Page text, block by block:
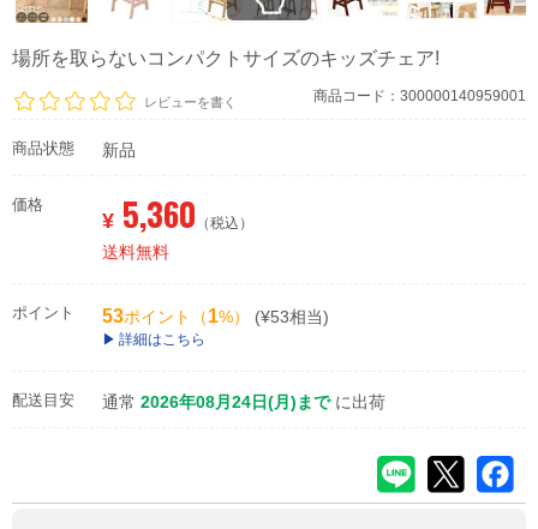
場所を取らないコンパクトサイズのキッズチェア!
レビューを書く 商品コード：300000140959001
商品状態 新品
価格
¥ 5,360 （税込）
送料無料
ポイント 53ポイント（1%） (¥53相当)
詳細はこちら
配送目安 通常 2026年08月24日(月)まで に出荷